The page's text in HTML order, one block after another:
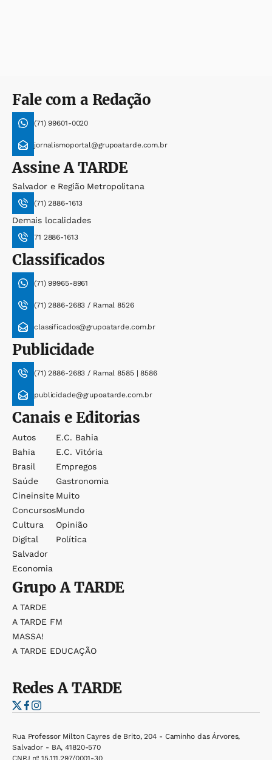
Fale com a Redação
(71) 99601-0020
jornalismoportal@grupoatarde.com.br
AssineA TARDE
Salvador e Região Metropolitana
(71) 2886-1613
Demais localidades
71 2886-1613
Classificados
(71) 99965-8961
(71) 2886-2683 / Ramal 8526
classificados@grupoatarde.com.br
Publicidade
(71) 2886-2683 / Ramal 8585 | 8586
publicidade@grupoatarde.com.br
Canais e Editorias
Autos
Bahia
Brasil
Saúde
Cineinsite
Concursos
Cultura
Digital
Salvador
Economia
E.c. Bahia
E.c. Vitória
Empregos
Gastronomia
Muito
Mundo
Opinião
Política
GrupoA TARDE
A TARDE
A TARDE FM
MASSA!
A TARDE EDUCAÇÃO
RedesA TARDE
Rua Professor Milton Cayres de Brito, 204 - Caminho das Árvores,
Salvador - BA, 41820-570
CNPJ nº 15.111.297/0001-30